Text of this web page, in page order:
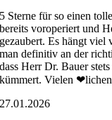
5 Sterne für so einen
bereits voroperiert und
gezaubert. Es hängt
man definitiv an der
dass Herr Dr. Bauer
kümmert. Vielen
27.01.2026